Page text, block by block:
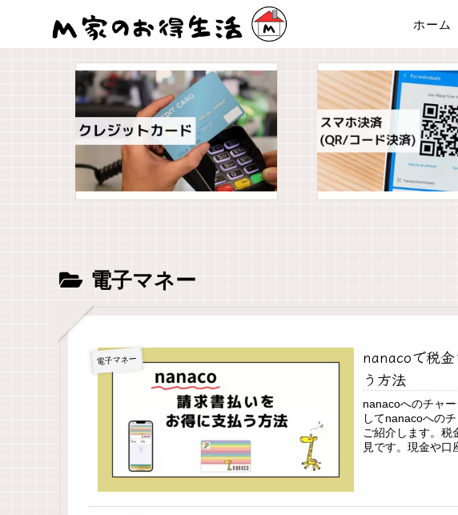
ホーム
電子マネー
電子マネー
nanacoで税
う方法
nanacoへのチャ
してnanacoへの
ご紹介します。税
見です。現金や口